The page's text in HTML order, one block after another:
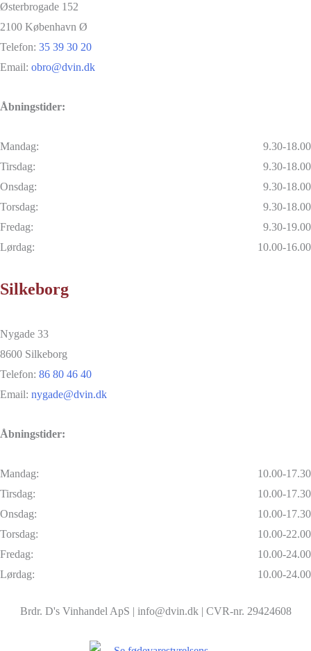
Østerbrogade 152
2100 København Ø
Telefon: 35 39 30 20
Email: obro@dvin.dk
Åbningstider:
Mandag:
9.30-18.00
Tirsdag:
9.30-18.00
Onsdag:
9.30-18.00
Torsdag:
9.30-18.00
Fredag:
9.30-19.00
Lørdag:
10.00-16.00
Silkeborg
Nygade 33
8600 Silkeborg
Telefon: 86 80 46 40
Email: nygade@dvin.dk
Åbningstider:
Mandag:
10.00-17.30
Tirsdag:
10.00-17.30
Onsdag:
10.00-17.30
Torsdag:
10.00-22.00
Fredag:
10.00-24.00
Lørdag:
10.00-24.00
Brdr. D's Vinhandel ApS | info@dvin.dk | CVR-nr. 29424608